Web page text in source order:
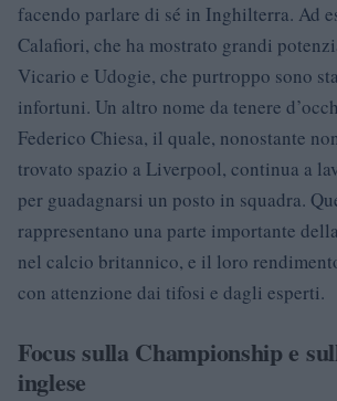
facendo parlare di sé in Inghilterra. Ad
Calafiori, che ha mostrato grandi
Vicario e Udogie, che purtroppo sono
infortuni. Un altro nome da tenere
Federico Chiesa, il quale, nonostante
trovato spazio a Liverpool, continua a
per guadagnarsi un posto in squadra.
rappresentano una parte importante
nel calcio britannico, e il loro
con attenzione dai tifosi e dagli esperti.
Focus sulla Championship e
inglese